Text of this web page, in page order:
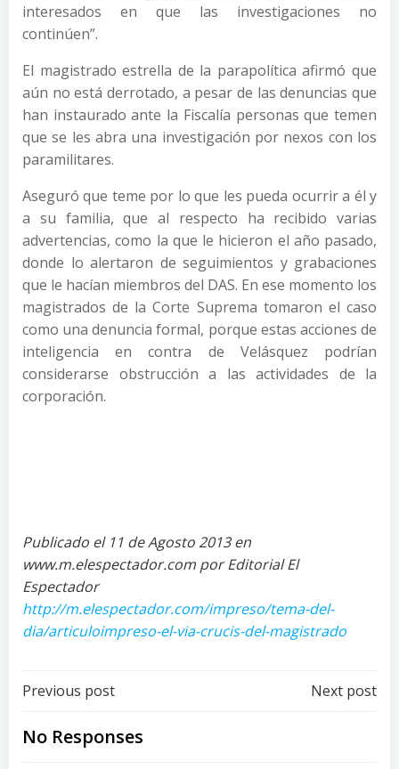
interesados en que las investigaciones no
continúen”.
El magistrado estrella de la parapolítica afirmó que
aún no está derrotado, a pesar de las denuncias que
han instaurado ante la Fiscalía personas que temen
que se les abra una investigación por nexos con los
paramilitares.
Aseguró que teme por lo que les pueda ocurrir a él y
a su familia, que al respecto ha recibido varias
advertencias, como la que le hicieron el año pasado,
donde lo alertaron de seguimientos y grabaciones
que le hacían miembros del DAS. En ese momento los
magistrados de la Corte Suprema tomaron el caso
como una denuncia formal, porque estas acciones de
inteligencia en contra de Velásquez podrían
considerarse obstrucción a las actividades de la
corporación.
Publicado el 11 de Agosto 2013 en
www.m.elespectador.com por Editorial El
Espectador
http://m.elespectador.com/impreso/tema-del-
dia/articuloimpreso-el-via-crucis-del-magistrado
Post
navigation
Previous post Next post
No Responses